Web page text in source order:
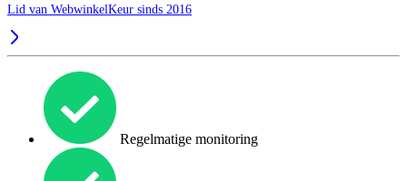
Lid van WebwinkelKeur sinds 2016
Regelmatige monitoring